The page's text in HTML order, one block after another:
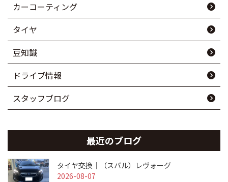
カーコーティング
タイヤ
豆知識
ドライブ情報
スタッフブログ
最近のブログ
タイヤ交換｜（スバル）レヴォーグ
2026-08-07